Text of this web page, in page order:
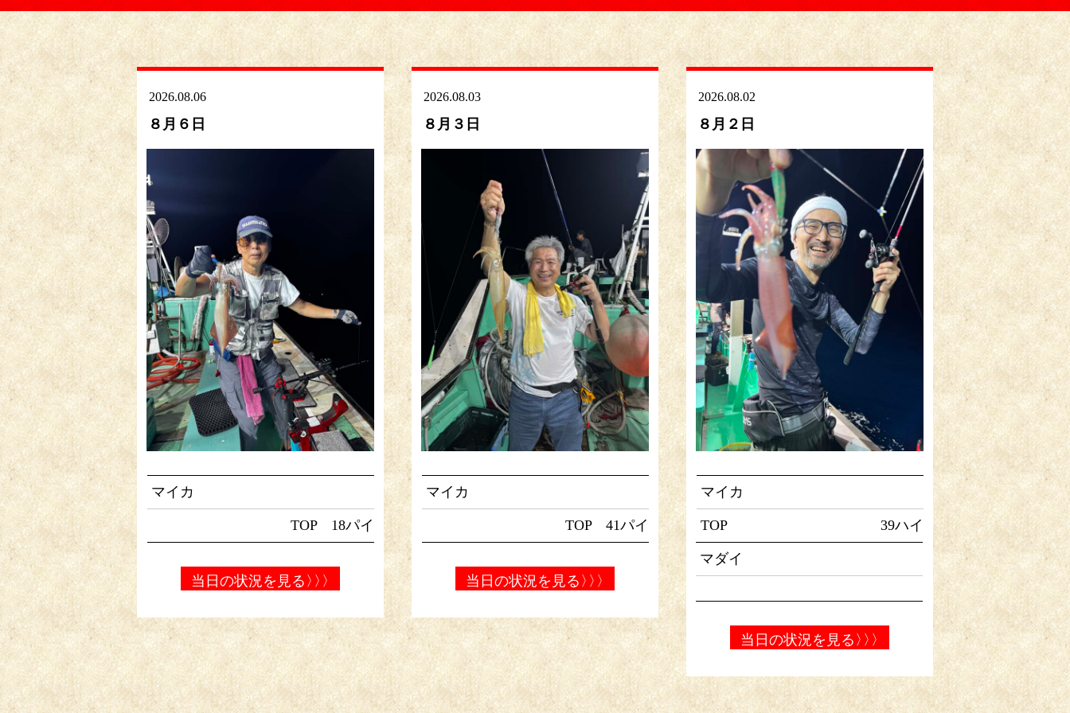
2026.08.06
８月６日
マイカ
TOP 18パイ
当日の状況を見る 〉〉〉
2026.08.03
８月３日
マイカ
TOP 41パイ
当日の状況を見る 〉〉〉
2026.08.02
８月２日
マイカ
TOP 39ハイ
マダイ
当日の状況を見る 〉〉〉